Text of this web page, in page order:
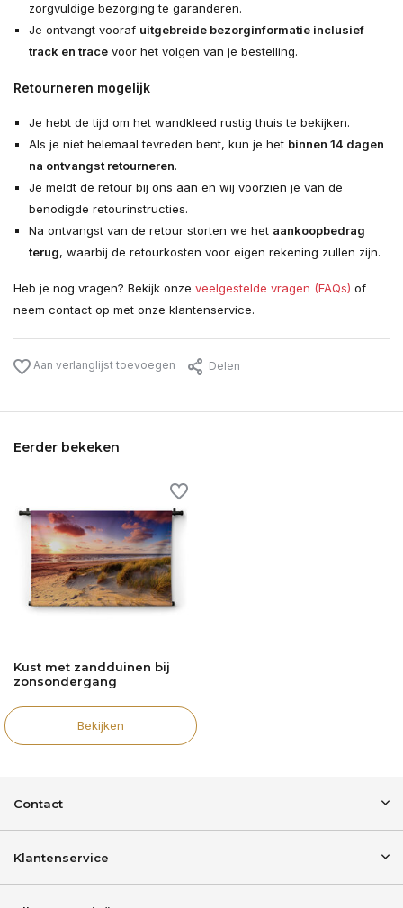
zorgvuldige bezorging te garanderen.
Je ontvangt vooraf uitgebreide bezorginformatie inclusief
track en tracevoor het volgen van je bestelling.
Retourneren mogelijk
Je hebt de tijd om het wandkleed rustig thuis te bekijken.
Als je niet helemaal tevreden bent, kun je het binnen 14 dagen
na ontvangst retourneren.
Je meldt de retour bij ons aan en wij voorzien je van de
benodigde retourinstructies.
Na ontvangst van de retour storten we het aankoopbedrag
terug, waarbij de retourkosten voor eigen rekening zullen zijn.
Heb je nog vragen? Bekijk onze veelgestelde vragen (FAQs) of
neem contact op met onze klantenservice.
Aan verlanglijst toevoegen Delen
Eerder bekeken
Kust met zandduinen bij
zonsondergang
Bekijken
Contact
Klantenservice